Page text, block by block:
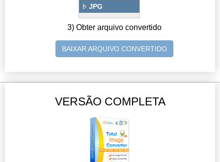
JPG
3) Obter arquivo convertido
BAIXAR ARQUIVO CONVERTIDO
VERSÃO COMPLETA